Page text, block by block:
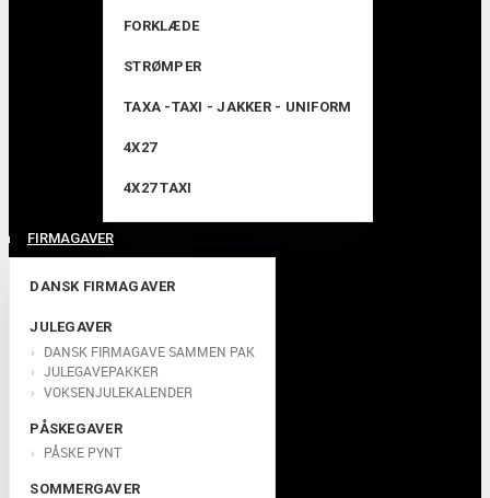
FIRMAGAVER
DANSK FIRMAGAVER
JULEGAVER
DANSK FIRMAGAVE SAMMEN PAK
JULEGAVEPAKKER
VOKSENJULEKALENDER
PÅSKEGAVER
PÅSKE PYNT
SOMMERGAVER
FORKLÆDE
STRØMPER
TAXA -TAXI - JAKKER - UNIFORM
4X27
4X27 TAXI